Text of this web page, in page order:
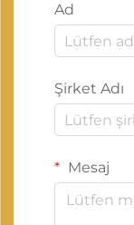
Ad
Şirket Adı
Mesaj